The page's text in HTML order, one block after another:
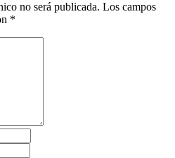
no será publicada. Los campos
*